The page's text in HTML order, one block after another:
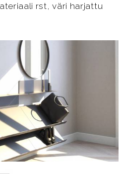
rst, väri harjattu